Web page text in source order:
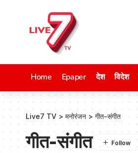
Home Epaper देश विदेश
Live7 TV > मनोरंजन > गीत-संगीत
गीत-संगीत